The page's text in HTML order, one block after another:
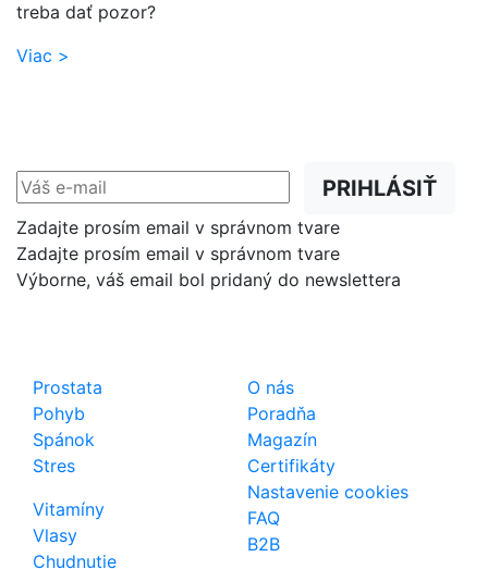
treba dať pozor?
Viac >
PRIHLÁSIŤ
Zadajte prosím email v správnom tvare
Zadajte prosím email v správnom tvare
Výborne, váš email bol pridaný do newslettera
Prostata
Pohyb
Spánok
Stres
Vitamíny
Vlasy
Chudnutie
O nás
Poradňa
Magazín
Certifikáty
Nastavenie cookies
FAQ
B2B